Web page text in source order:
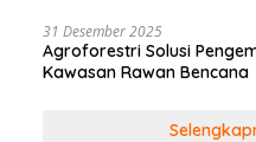
31 Desember 2025
Agroforestri Solusi
Kawasan Rawan Bencana